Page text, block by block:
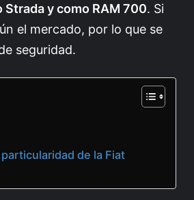
y como RAM 700. Si
el mercado, por lo que se
seguridad.
de la Fiat